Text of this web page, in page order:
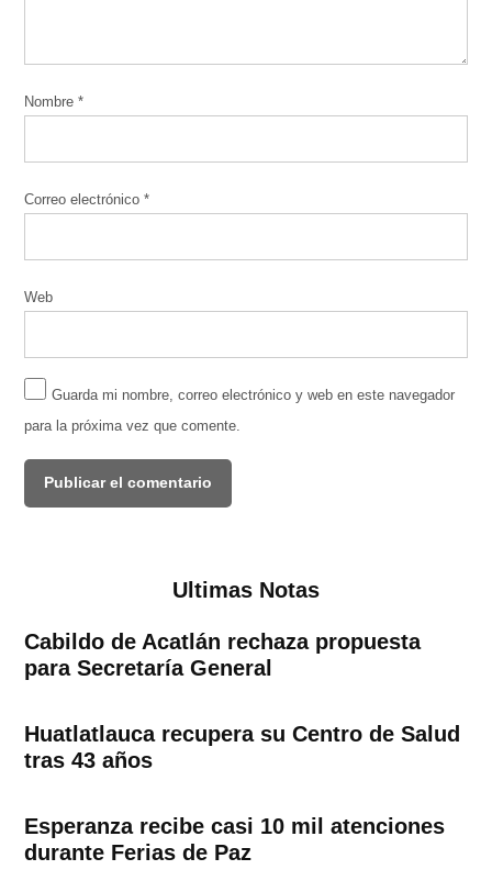
Nombre*
Correo electrónico*
Web
Guarda mi nombre, correo electrónico y web en este navegador
para la próxima vez que comente.
Ultimas Notas
Cabildo de Acatlán rechaza propuesta
para Secretaría General
Huatlatlauca recupera su Centro de Salud
tras 43 años
Esperanza recibe casi 10 mil atenciones
durante Ferias de Paz